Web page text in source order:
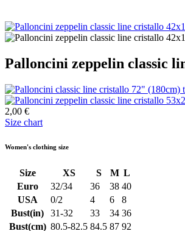
Palloncini zeppelin classic
2,00 €
Size chart
Women's clothing size
Size XS S M L
Euro
32/34 36 38 40
USA
0/2 4 6
8
Bust(in)
31-32 33 34 36
Bust(cm) 80.5-82.5 84.5 87 92